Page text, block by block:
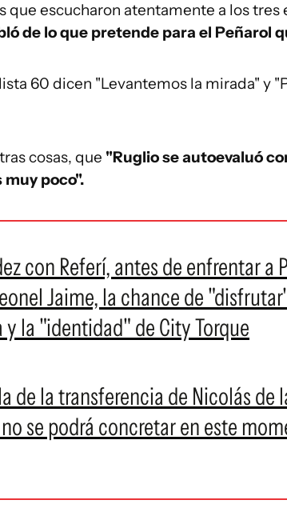
que escucharon atentamente a los tres
de lo que pretende para el Peñarol
60 dicen "Levantemos la mirada" y
cosas, que "Ruglio se autoevaluó
muy poco".
con Referí, antes de enfrentar a
Jaime, la chance de
y la "identidad" de City Torque
de la transferencia de Nicolás de
se podrá concretar en este